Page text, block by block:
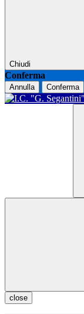
Chiudi
Conferma
Annulla Conferma
close